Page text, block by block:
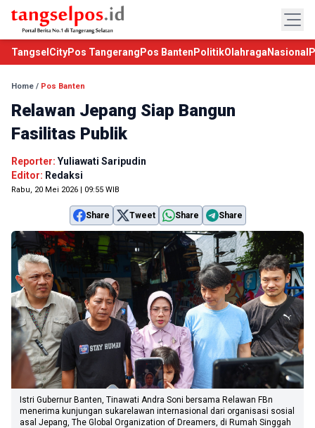
TangselCityPos Tangerang Pos Banten PolitikOlahraga Nasional
Home / Pos Banten
Relawan Jepang Siap Bangun
Fasilitas Publik
Reporter: Yuliawati Saripudin
Editor: Redaksi
Rabu, 20 Mei 2026 | 09:55 WIB
Share Tweet Share Share
Istri Gubernur Banten, Tinawati Andra Soni bersama Relawan FBn
menerima kunjungan sukarelawan internasional dari organisasi sosial
asal Jepang, The Global Organization of Dreamers, di Rumah Singgah